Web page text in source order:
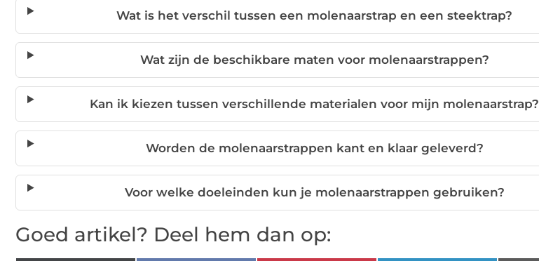
Wat is het verschil tussen een molenaarstrap en een steektrap?
Wat zijn de beschikbare maten voor molenaarstrappen?
Kan ik kiezen tussen verschillende materialen voor mijn molenaarstrap?
Worden de molenaarstrappen kant en klaar geleverd?
Voor welke doeleinden kun je molenaarstrappen gebruiken?
Goed artikel? Deel hem dan op: